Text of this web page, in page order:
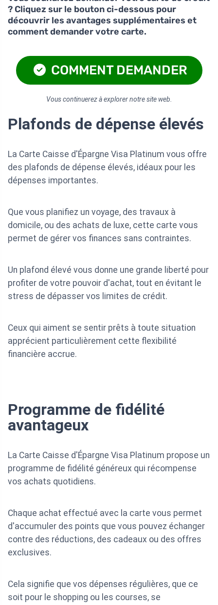
? Cliquez sur le bouton ci-dessous pour
découvrir les avantages supplémentaires et
comment demander votre carte.
COMMENT DEMANDER
Vous continuerez à explorer notre site web.
Plafonds de dépense élevés
La Carte Caisse d'Épargne Visa Platinum vous offre
des plafonds de dépense élevés, idéaux pour les
dépenses importantes.
Que vous planifiez un voyage, des travaux à
domicile, ou des achats de luxe, cette carte vous
permet de gérer vos finances sans contraintes.
Un plafond élevé vous donne une grande liberté pour
profiter de votre pouvoir d'achat, tout en évitant le
stress de dépasser vos limites de crédit.
Ceux qui aiment se sentir prêts à toute situation
apprécient particulièrement cette flexibilité
financière accrue.
Programme de fidélité
avantageux
La Carte Caisse d'Épargne Visa Platinum propose un
programme de fidélité généreux qui récompense
vos achats quotidiens.
Chaque achat effectué avec la carte vous permet
d'accumuler des points que vous pouvez échanger
contre des réductions, des cadeaux ou des offres
exclusives.
Cela signifie que vos dépenses régulières, que ce
soit pour le shopping ou les courses, se